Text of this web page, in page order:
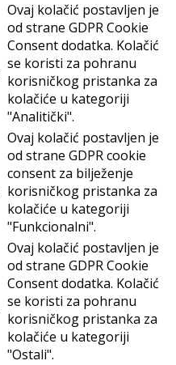
Ovaj kolačić postavljen je
od strane GDPR Cookie
Consent dodatka. Kolačić
se koristi za pohranu
korisničkog pristanka za
kolačiće u kategoriji
"Analitički".
Ovaj kolačić postavljen je
od strane GDPR cookie
consent za bilježenje
korisničkog pristanka za
kolačiće u kategoriji
"Funkcionalni".
Ovaj kolačić postavljen je
od strane GDPR Cookie
Consent dodatka. Kolačić
se koristi za pohranu
korisničkog pristanka za
kolačiće u kategoriji
"Ostali".